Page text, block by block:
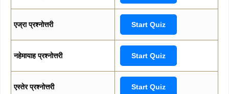
एज्रा प्रश्नोत्तरी Start Quiz
नहेमायाह प्रश्नोत्तरी Start Quiz
एस्तेर प्रश्नोत्तरी Start Quiz